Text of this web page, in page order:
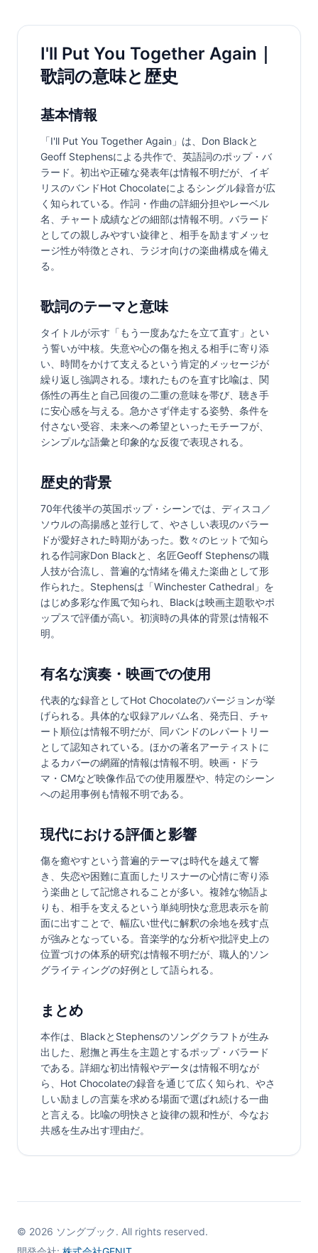
I'll Put You Together Again｜
歌詞の意味と歴史
基本情報
「I'll Put You Together Again」は、Don Blackと
Geoff Stephensによる共作で、英語詞のポップ・バ
ラード。初出や正確な発表年は情報不明だが、イギ
リスのバンドHot Chocolateによるシングル録音が広
く知られている。作詞・作曲の詳細分担やレーベル
名、チャート成績などの細部は情報不明。バラード
としての親しみやすい旋律と、相手を励ますメッセ
ージ性が特徴とされ、ラジオ向けの楽曲構成を備え
る。
歌詞のテーマと意味
タイトルが示す「もう一度あなたを立て直す」とい
う誓いが中核。失意や心の傷を抱える相手に寄り添
い、時間をかけて支えるという肯定的メッセージが
繰り返し強調される。壊れたものを直す比喩は、関
係性の再生と自己回復の二重の意味を帯び、聴き手
に安心感を与える。急かさず伴走する姿勢、条件を
付さない受容、未来への希望といったモチーフが、
シンプルな語彙と印象的な反復で表現される。
歴史的背景
70年代後半の英国ポップ・シーンでは、ディスコ／
ソウルの高揚感と並行して、やさしい表現のバラー
ドが愛好された時期があった。数々のヒットで知ら
れる作詞家Don Blackと、名匠Geoff Stephensの職
人技が合流し、普遍的な情緒を備えた楽曲として形
作られた。Stephensは「Winchester Cathedral」を
はじめ多彩な作風で知られ、Blackは映画主題歌やポ
ップスで評価が高い。初演時の具体的背景は情報不
明。
有名な演奏・映画での使用
代表的な録音としてHot Chocolateのバージョンが挙
げられる。具体的な収録アルバム名、発売日、チャ
ート順位は情報不明だが、同バンドのレパートリー
として認知されている。ほかの著名アーティストに
よるカバーの網羅的情報は情報不明。映画・ドラ
マ・CMなど映像作品での使用履歴や、特定のシーン
への起用事例も情報不明である。
現代における評価と影響
傷を癒やすという普遍的テーマは時代を越えて響
き、失恋や困難に直面したリスナーの心情に寄り添
う楽曲として記憶されることが多い。複雑な物語よ
りも、相手を支えるという単純明快な意思表示を前
面に出すことで、幅広い世代に解釈の余地を残す点
が強みとなっている。音楽学的な分析や批評史上の
位置づけの体系的研究は情報不明だが、職人的ソン
グライティングの好例として語られる。
まとめ
本作は、BlackとStephensのソングクラフトが生み
出した、慰撫と再生を主題とするポップ・バラード
である。詳細な初出情報やデータは情報不明なが
ら、Hot Chocolateの録音を通じて広く知られ、やさ
しい励ましの言葉を求める場面で選ばれ続ける一曲
と言える。比喩の明快さと旋律の親和性が、今なお
共感を生み出す理由だ。
© 2026 ソングブック. All rights reserved.